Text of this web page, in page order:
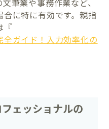
に特に有効です。親指
『
ガイド！入力効率化の
ェッショナルの